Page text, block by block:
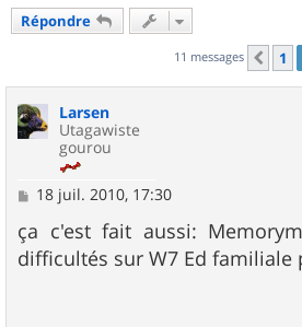
Répondre
11 messages 1
Larsen
Utagawiste
gourou
M
s
s
a
18 juil. 2010, 17:30
ça c'est fait aussi:
difficultés sur W7 Ed familiale